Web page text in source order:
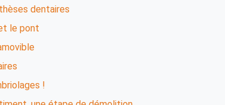
dentaires
le pont
!